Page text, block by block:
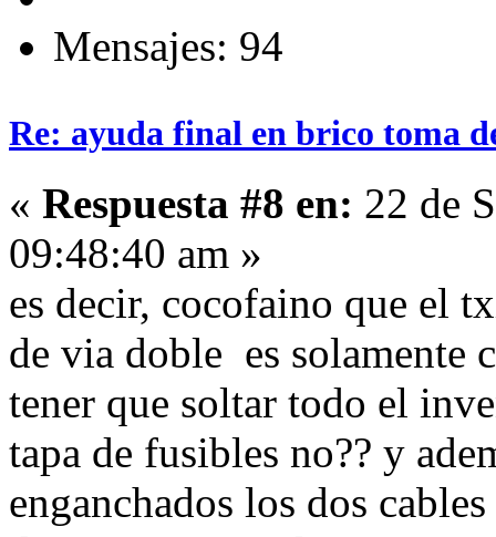
Mensajes: 94
Re: ayuda final en brico toma
« Respuesta #8 en: 22 de
09:48:40 am »
es decir, cocofaino que el
de via doble es solamente
tener que soltar todo el
tapa de fusibles no?? y
enganchados los dos